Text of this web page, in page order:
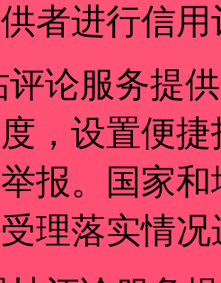
者进行信用
论服务提
，设置便
报。国家
理落实情